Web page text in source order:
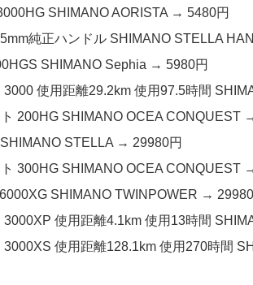
SHIMANO AORISTA → 5480円
純正ハンドル SHIMANO STELLA
SHIMANO Sephia → 5980円
使用距離29.2km 使用97.5時間
200HG SHIMANO OCEA CONQUEST
STELLA → 29980円
300HG SHIMANO OCEA CONQUEST
SHIMANO TWINPOWER →
使用距離4.1km 使用13時間
使用距離128.1km 使用270時間